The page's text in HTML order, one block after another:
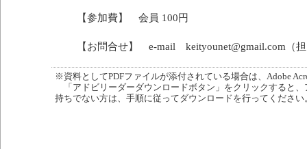
【参加費】 会員 100円
【お問合せ】 e-mail keityounet@gmail.com（
※資料としてPDFファイルが添付されている場合は、Adobe
「アドビリーダーダウンロードボタン」をクリックすると
持ちでない方は、手順に従ってダウンロードを行ってください